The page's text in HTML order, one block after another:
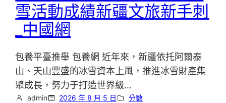
雪活動成績新疆文旅新手刺
_中國網
包養平臺推舉 包養網 近年來，新疆依托阿爾泰
山、天山豐盛的冰雪資本上風，推進冰雪財產集
聚成長，努力于打造世界級…
admin 2026 年 8 月 5 日 分數